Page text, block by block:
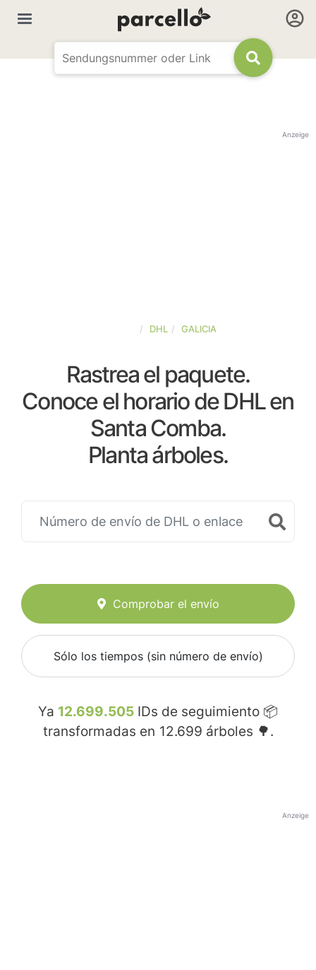
Anzeige
DHL GALICIA
Rastrea el paquete.
Conoce el horario de DHL en
Santa Comba.
Planta árboles.
Comprobar el envío
Sólo los tiempos (sin número de envío)
Ya 12.699.505 IDs de seguimiento 📦
transformadas en 12.699 árboles 🌳.
Anzeige